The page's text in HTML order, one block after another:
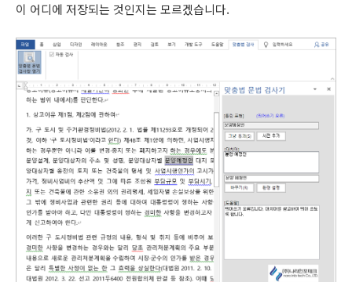
이 어디에 저장되는 것인지는 모르겠습니다.